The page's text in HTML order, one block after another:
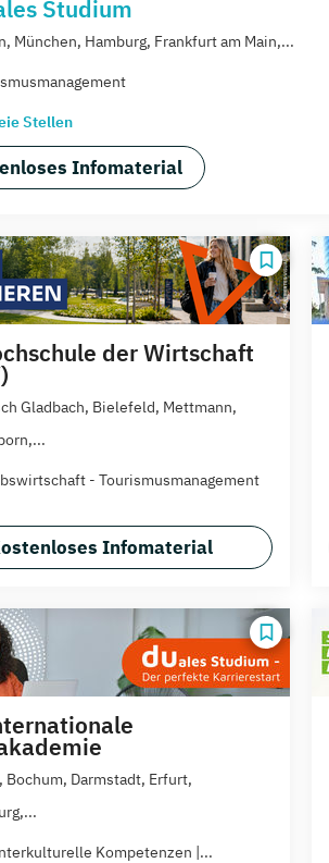
Studium
München, Hamburg, Frankfurt am Main,...
Stellen
Infomaterial
der Wirtschaft
Gladbach, Bielefeld, Mettmann,
- Tourismusmanagement
Infomaterial
Bochum, Darmstadt, Erfurt,
Kompetenzen |...